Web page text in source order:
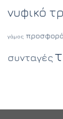
νυφικό
γάμος
συνταγές